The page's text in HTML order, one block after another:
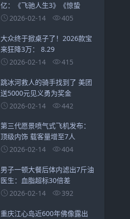
亿：《飞驰人生3》《惊蛰
2026-02-14
405
大众终于掀桌子了！2026款宝
来狂降3万： 8.29
2026-02-14
415
跳冰河救人的骑手找到了 美团
送5000元见义勇为奖金
2026-02-14
442
第三代愿景喷气式飞机发布：
顶级内饰 载客量增至7人
2026-02-14
404
男子一顿大餐后体内滤出7斤油
医生：血脂超标30倍差
2026-02-14
392
重庆江心岛近600年佛像露出